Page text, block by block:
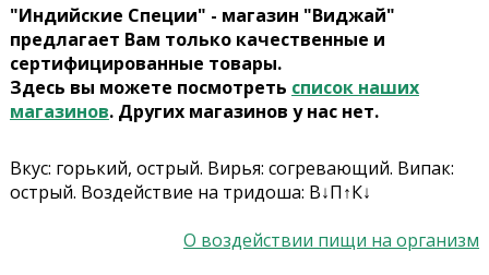
"Индийские Специи" - магазин "Виджай"
предлагает Вам только качественные и
сертифицированные товары.
Здесь вы можете посмотреть список наших
магазинов. Других магазинов у нас нет.
Вкус: горький, острый. Вирья: cогревающий. Випак:
острый. Воздействие на тридоша: В↓П↑К↓
О воздействии пищи на организм